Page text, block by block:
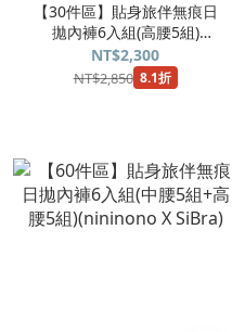
【30件區】貼身旅伴無痕日
拋內褲6入組(高腰5組)
(nininono X SiBra)
NT$2,300
NT$2,850 8.1折